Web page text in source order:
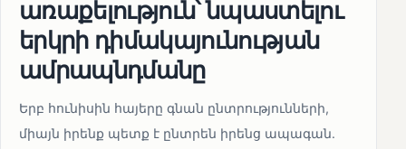
առաքելություն՝ նպաստելու
երկրի դիմակայունության
ամրապնդմանը
Երբ հունիսին հայերը գնան ընտրությունների,
միայն իրենք պետք է ընտրեն իրենց ապագան.